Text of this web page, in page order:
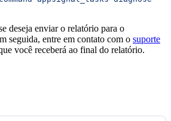
deseja enviar o relatório para o
seguida, entre em contato com o suporte
você receberá ao final do relatório.